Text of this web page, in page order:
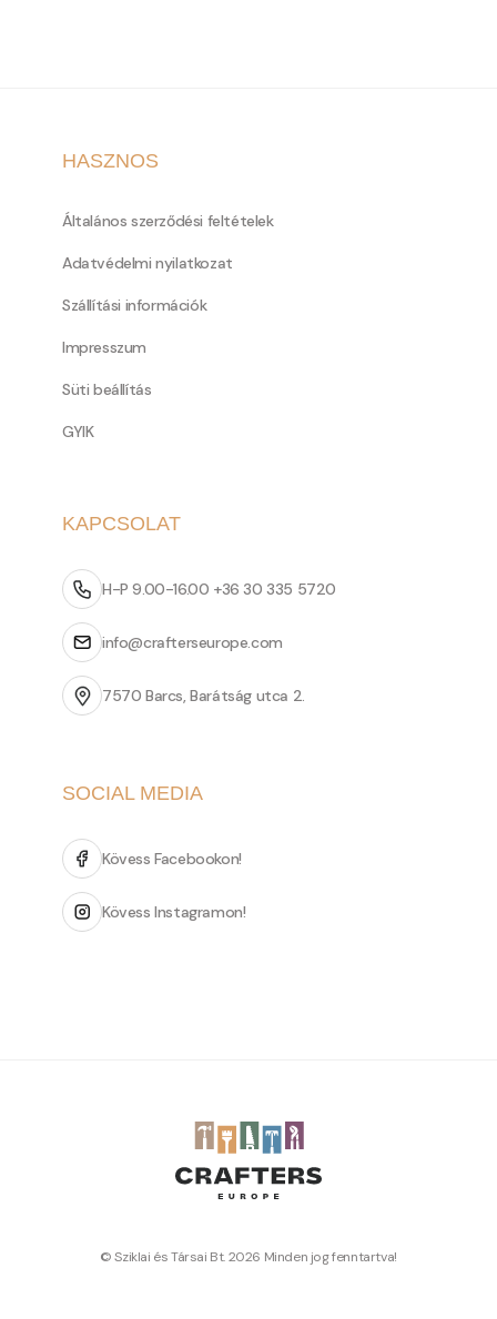
HASZNOS
Általános szerződési feltételek
Adatvédelmi nyilatkozat
Szállítási információk
Impresszum
Süti beállítás
GYIK
KAPCSOLAT
H-P 9.00-16.00 +36 30 335 5720
info@crafterseurope.com
7570 Barcs, Barátság utca 2.
SOCIAL MEDIA
Kövess Facebookon!
Kövess Instagramon!
© Sziklai és Társai Bt. 2026 Minden jog fenntartva!